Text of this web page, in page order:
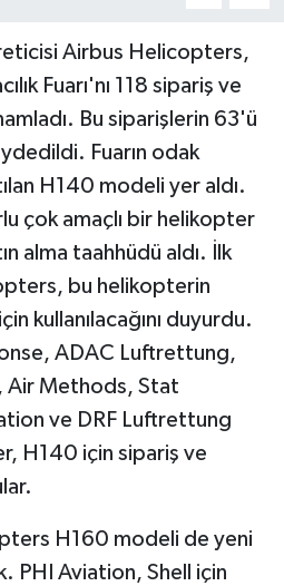
Airbus Helicopters,
Fuarı'nı 118 sipariş ve
Bu siparişlerin 63'ü
Fuarın odak
H140 modeli yer aldı.
çok amaçlı bir helikopter
alma taahhüdü aldı. İlk
bu helikopterin
kullanılacağını duyurdu.
ADAC Luftrettung,
Air Methods, Stat
ve DRF Luftrettung
H140 için sipariş ve
H160 modeli de yeni
PHI Aviation, Shell için